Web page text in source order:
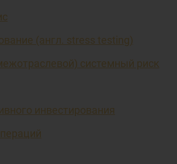
(англ. stress testing)
системный риск
инвестирования